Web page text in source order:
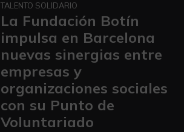
TALENTO SOLIDARIO
La Fundación Botín
impulsa en Barcelona
nuevas sinergias entre
empresas y
organizaciones sociales
con su Punto de
Voluntariado